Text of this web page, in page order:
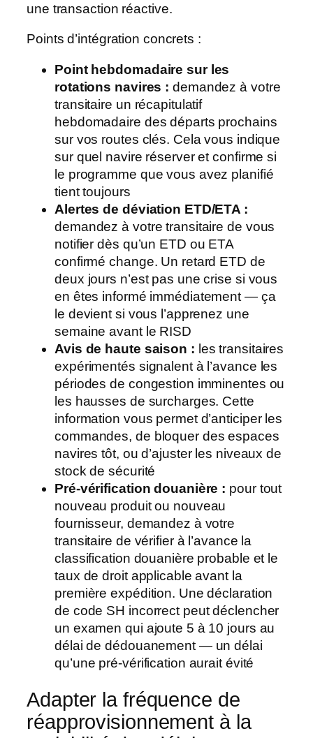
une transaction réactive.
Points d’intégration concrets :
Point hebdomadaire sur les
rotations navires : demandez à votre
transitaire un récapitulatif
hebdomadaire des départs prochains
sur vos routes clés. Cela vous indique
sur quel navire réserver et confirme si
le programme que vous avez planifié
tient toujours
Alertes de déviation ETD/ETA :
demandez à votre transitaire de vous
notifier dès qu’un ETD ou ETA
confirmé change. Un retard ETD de
deux jours n’est pas une crise si vous
en êtes informé immédiatement — ça
le devient si vous l’apprenez une
semaine avant le RISD
Avis de haute saison : les transitaires
expérimentés signalent à l’avance les
périodes de congestion imminentes ou
les hausses de surcharges. Cette
information vous permet d’anticiper les
commandes, de bloquer des espaces
navires tôt, ou d’ajuster les niveaux de
stock de sécurité
Pré-vérification douanière : pour tout
nouveau produit ou nouveau
fournisseur, demandez à votre
transitaire de vérifier à l’avance la
classification douanière probable et le
taux de droit applicable avant la
première expédition. Une déclaration
de code SH incorrect peut déclencher
un examen qui ajoute 5 à 10 jours au
délai de dédouanement — un délai
qu’une pré-vérification aurait évité
Adapter la fréquence de
réapprovisionnement à la